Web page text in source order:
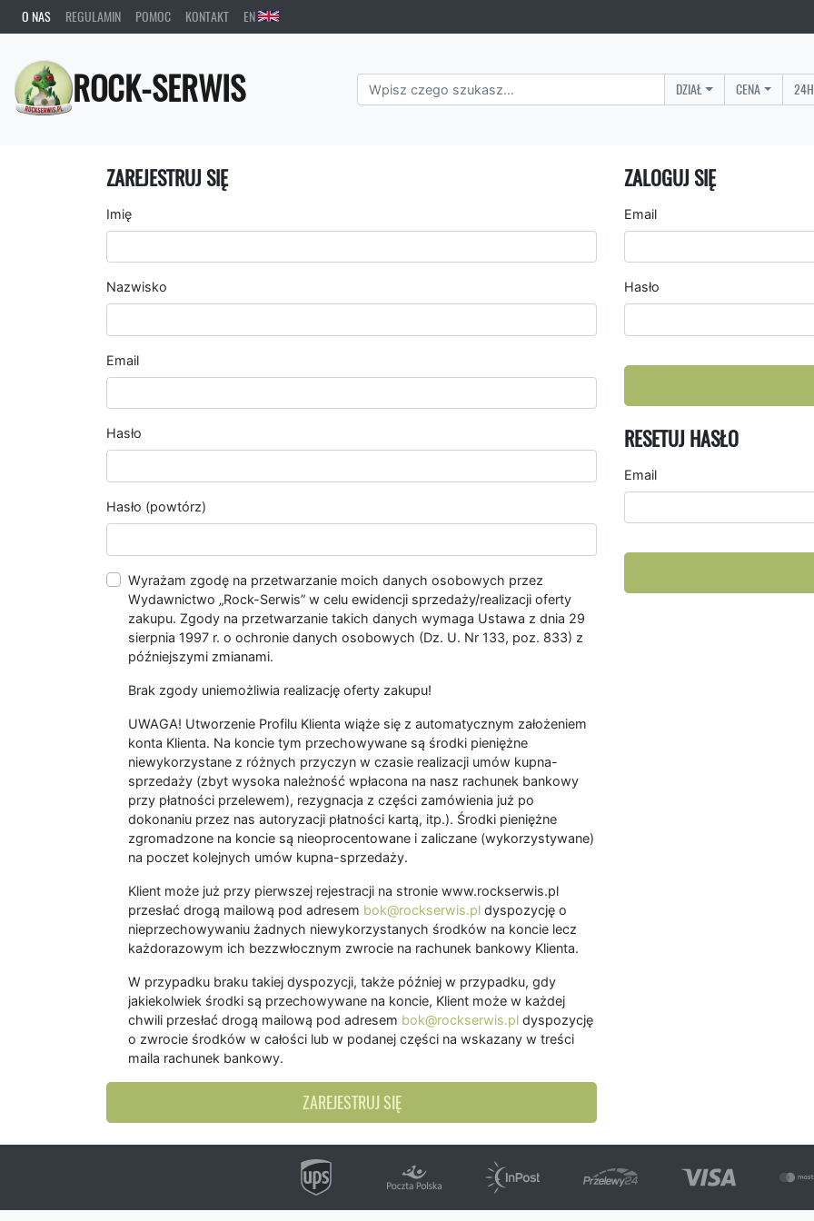
O NAS REGULAMIN POMOC KONTAKT EN
ROCK-SERWIS DZIAŁ CENA
ZAREJESTRUJ SIĘ
Imię
Nazwisko
Email
Hasło
Hasło (powtórz)
Wyrażam zgodę na przetwarzanie moich danych osobowych przez
Wydawnictwo „Rock-Serwis” w celu ewidencji sprzedaży/realizacji oferty
zakupu. Zgody na przetwarzanie takich danych wymaga Ustawa z dnia 29
sierpnia 1997 r. o ochronie danych osobowych (Dz. U. Nr 133, poz. 833) z
późniejszymi zmianami.
Brak zgody uniemożliwia realizację oferty zakupu!
UWAGA! Utworzenie Profilu Klienta wiąże się z automatycznym założeniem
konta Klienta. Na koncie tym przechowywane są środki pieniężne
niewykorzystane z różnych przyczyn w czasie realizacji umów kupna-
sprzedaży (zbyt wysoka należność wpłacona na nasz rachunek bankowy
przy płatności przelewem), rezygnacja z części zamówienia już po
dokonaniu przez nas autoryzacji płatności kartą, itp.). Środki pieniężne
zgromadzone na koncie są nieoprocentowane i zaliczane (wykorzystywane)
na poczet kolejnych umów kupna-sprzedaży.
Klient może już przy pierwszej rejestracji na stronie www.rockserwis.pl
przesłać drogą mailową pod adresem bok@rockserwis.pl dyspozycję o
nieprzechowywaniu żadnych niewykorzystanych środków na koncie lecz
każdorazowym ich bezzwłocznym zwrocie na rachunek bankowy Klienta.
W przypadku braku takiej dyspozycji, także później w przypadku, gdy
jakiekolwiek środki są przechowywane na koncie, Klient może w każdej
chwili przesłać drogą mailową pod adresem bok@rockserwis.pl dyspozycję
o zwrocie środków w całości lub w podanej części na wskazany w treści
maila rachunek bankowy.
ZAREJESTRUJ SIĘ
ZALOGUJ SIĘ
Email
Hasło
RESETUJ HASŁO
Email